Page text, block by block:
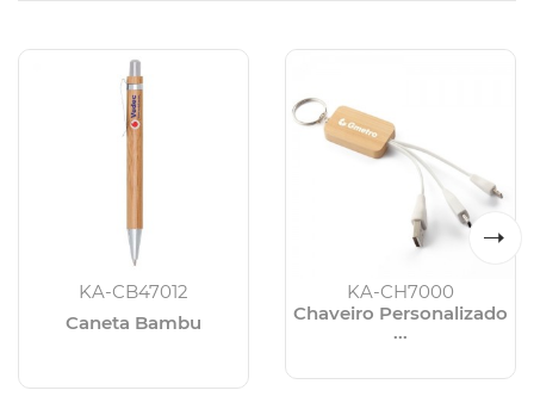
KA-CB47012
Caneta Bambu
KA-CH7000
Chaveiro Personalizado
...